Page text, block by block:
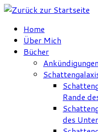
Zum
springenHome
Über Mich
Bücher
Ankündigungen
Rande
des